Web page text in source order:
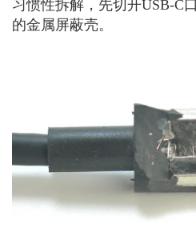
习惯性拆解，先切开USB-C
的金属屏蔽壳。